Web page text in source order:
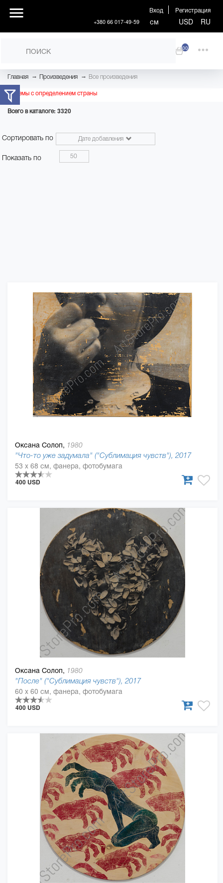
Вход Регистрация
+380 66 017-49-59 см USD RU
00
Главная → Произведения → Все произведения
Проблемы с определением страны
Всего в каталоге: 3320
Сортировать по Дате добавления
Показать по 50
Оксана Солоп, 1980
"Что-то уже задумала" ("Сублимация чувств"), 2017
53 x 68 см, фанера, фотобумага
400 USD
Оксана Солоп, 1980
"После" ("Сублимация чувств"), 2017
60 x 60 см, фанера, фотобумага
400 USD